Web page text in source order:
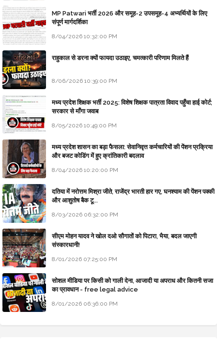
MP Patwari भर्ती 2026 और समूह-2 उपसमूह-4 अभ्यर्थियों के लिए
संपूर्ण मार्गदर्शिका
8/04/2026 10:32:00 PM
राहुकाल से डरना क्यों फायदा उठाइए, चमत्कारी परिणाम मिलते हैं
8/06/2026 10:39:00 PM
मध्य प्रदेश शिक्षक भर्ती 2025: विशेष शिक्षक पात्रता विवाद पहुँचा हाई कोर्ट;
सरकार से माँगा जवाब
8/05/2026 10:49:00 PM
मध्य प्रदेश शासन का बड़ा फैसला: सेवानिवृत्त कर्मचारियों की पेंशन प्रक्रिया
और बजट कोडिंग में हुए क्रांतिकारी बदलाव
8/04/2026 10:20:00 PM
दतिया में नरोत्तम मिश्रा जीते, राजेंद्र भारती हार गए, घनश्याम की पेंशन पक्की
और आशुतोष बैक टू...
8/03/2026 06:32:00 PM
सीएम मोहन यादव ने खोल दओ सौगातों को पिटारा, भैया, बदल जाएगी
संस्कारधानी!
8/01/2026 07:25:00 PM
सोशल मीडिया पर किसी को गाली देना, आजादी या अपराध और कितनी सजा
का प्रावधान - free legal advice
8/01/2026 06:36:00 PM